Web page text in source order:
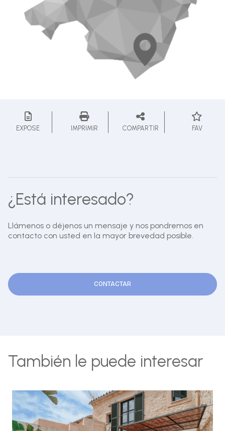
EXPOSE IMPRIMIR COMPARTIR FAV
¿Está interesado?
Llámenos o déjenos un mensaje y nos pondremos en
contacto con usted en la mayor brevedad posible.
CONTACTAR
También le puede interesar